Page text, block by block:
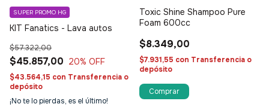
KIT Fanatics - Lava autos
$45.857,00
$57.322,00
20% OFF
SUPER PROMO HG
$43.564,15 con Transferencia o
depósito
¡No te lo pierdas, es el último!
Toxic Shine Shampoo Pure
Foam 600cc
$8.349,00
$7.931,55 con Transferencia o
depósito